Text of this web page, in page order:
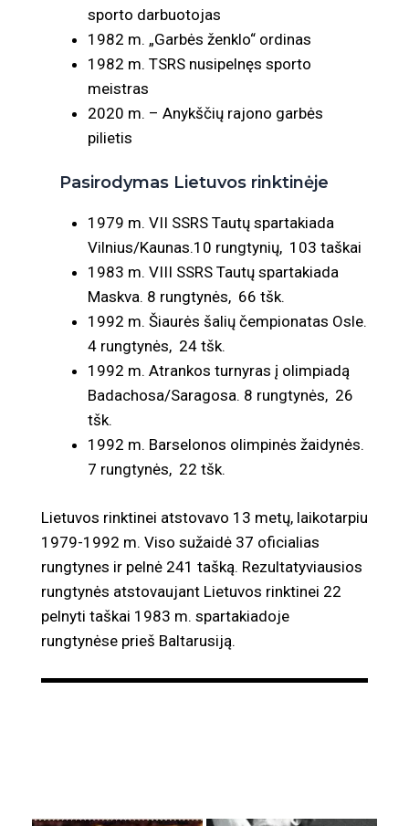
sporto darbuotojas
1982 m. „Garbės ženklo“ ordinas
1982 m. TSRS nusipelnęs sporto
meistras
2020 m. – Anykščių rajono garbės
pilietis
Pasirodymas Lietuvos rinktinėje
1979 m. VII SSRS Tautų spartakiada
Vilnius/Kaunas.10 rungtynių, 103 taškai
1983 m. VIII SSRS Tautų spartakiada
Maskva. 8 rungtynės, 66 tšk.
1992 m. Šiaurės šalių čempionatas Osle.
4 rungtynės, 24 tšk.
1992 m. Atrankos turnyras į olimpiadą
Badachosa/Saragosa. 8 rungtynės, 26
tšk.
1992 m. Barselonos olimpinės žaidynės.
7 rungtynės, 22 tšk.
Lietuvos rinktinei atstovavo 13 metų, laikotarpiu
1979-1992 m. Viso sužaidė 37 oficialias
rungtynes ir pelnė 241 tašką. Rezultatyviausios
rungtynės atstovaujant Lietuvos rinktinei 22
pelnyti taškai 1983 m. spartakiadoje
rungtynėse prieš Baltarusiją.